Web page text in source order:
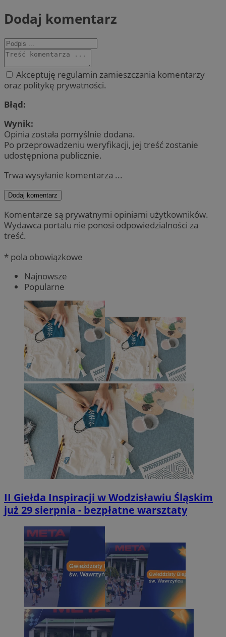
Dodaj komentarz
Akceptuję regulamin zamieszczania komentarzy
oraz politykę prywatności.
Błąd:
Wynik:
Opinia została pomyślnie dodana.
Po przeprowadzeniu weryfikacji, jej treść zostanie
udostępniona publicznie.
Trwa wysyłanie komentarza ...
Dodaj komentarz
Komentarze są prywatnymi opiniami użytkowników.
Wydawca portalu nie ponosi odpowiedzialności za
treść.
* pola obowiązkowe
Najnowsze
Popularne
II Giełda Inspiracji w Wodzisławiu Śląskim
już 29 sierpnia - bezpłatne warsztaty